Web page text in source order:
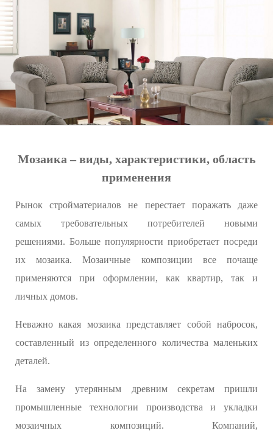
Мозаика – виды, характеристики, область
применения
Рынок стройматериалов не перестает поражать даже
самых требовательных потребителей новыми
решениями. Больше популярности приобретает посреди
их мозаика. Мозаичные композиции все почаще
применяются при оформлении, как квартир, так и
личных домов.
Неважно какая мозаика представляет собой набросок,
составленный из определенного количества маленьких
деталей.
На замену утерянным древним секретам пришли
промышленные технологии производства и укладки
мозаичных композиций. Компаний,